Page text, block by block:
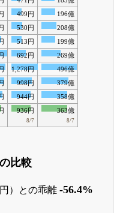
499円
196億
530円
208億
513円
199億
692円
269億
1,278円
496億
998円
379億
944円
358億
936円
8/7
363億
8/7
比較
円）との乖離-56.4%